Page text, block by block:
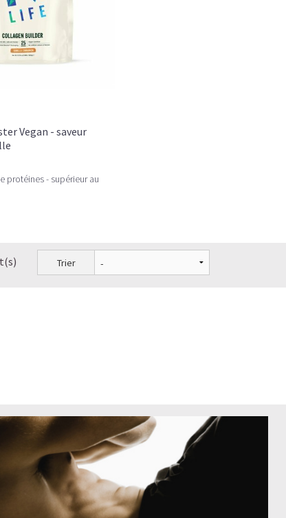
Vegan - saveur
protéines - supérieur au
Trier